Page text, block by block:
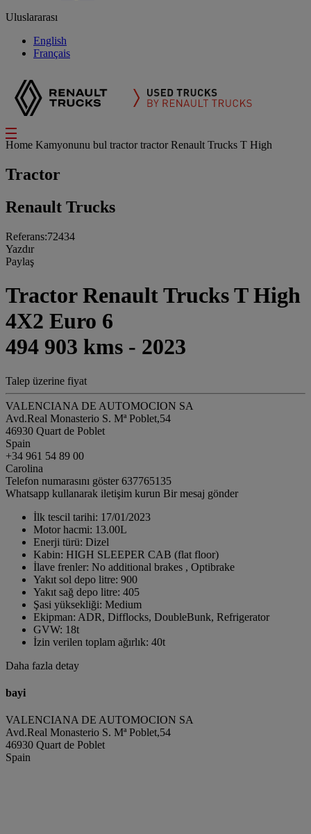
Uluslararası
English
Français
Home Kamyonunu bul tractortractor Renault Trucks T High
Tractor
Renault Trucks
Referans:72434
Yazdır
Paylaş
Tractor Renault Trucks T High
4X2 Euro 6
494 903 kms - 2023
Talep üzerine fiyat
VALENCIANA DE AUTOMOCION SA
Avd.Real Monasterio S. Mª Poblet,54
46930 Quart de Poblet
Spain
+34 961 54 89 00
Carolina
Telefon numarasını göster637765135
Whatsapp kullanarak iletişim kurun Bir mesaj gönder
İlk tescil tarihi: 17/01/2023
Motor hacmi: 13.00L
Enerji türü: Dizel
Kabin: HIGH SLEEPER CAB (flat floor)
İlave frenler: No additional brakes , Optibrake
Yakıt sol depo litre: 900
Yakıt sağ depo litre: 405
Şasi yüksekliği: Medium
Ekipman: ADR, Difflocks, DoubleBunk, Refrigerator
GVW: 18t
İzin verilen toplam ağırlık: 40t
Daha fazla detay
bayi
VALENCIANA DE AUTOMOCION SA
Avd.Real Monasterio S. Mª Poblet,54
46930 Quart de Poblet
Spain